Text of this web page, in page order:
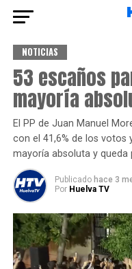
NOTICIAS
53 escaños
mayoría
El PP de Juan Manuel
con el 41,6% de los votos
mayoría absoluta y queda
Publicado hace 3
Por Huelva TV